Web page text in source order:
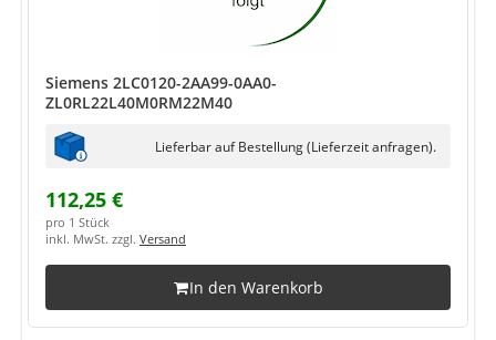
Siemens 2LC0120-2AA99-0AA0-
ZL0RL22L40M0RM22M40
Lieferbar auf Bestellung (Lieferzeit anfragen).
112,25 €
pro 1 Stück
inkl. MwSt. zzgl. Versand
In den Warenkorb